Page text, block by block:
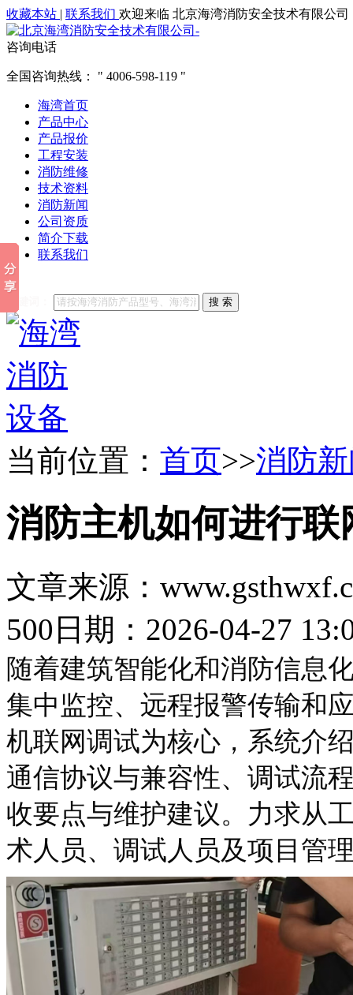
收藏本站 | 联系我们 欢迎来临 北京海湾消防安全技术有限公司
咨询电话
全国咨询热线： 4006-598-119
海湾首页
产品中心
产品报价
工程安装
消防维修
技术资料
消防新闻
公司资质
简介下载
联系我们
他们都在搜索:
搜 索
当前位置： 首页>>消防
消防主机如何进行联
文章来源：
500 日期：2026-04-27
随着建筑智能化和消防信息
集中监控、远程报警传输和
机联网调试为核心，系统介
通信协议与兼容性、调试流
收要点与维护建议。力求从
术人员、调试人员及项目管